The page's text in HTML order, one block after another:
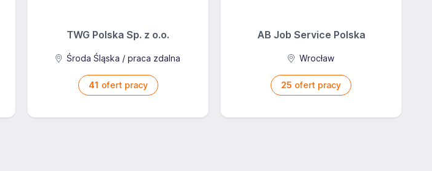
TWG Polska Sp. z o.o.
Środa Śląska / praca zdalna
41 ofert pracy
AB Job Service Polska
Wrocław
25 ofert pracy